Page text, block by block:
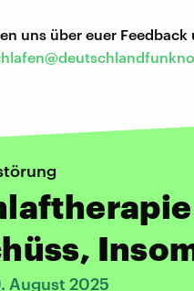
uns über euer
August 2025